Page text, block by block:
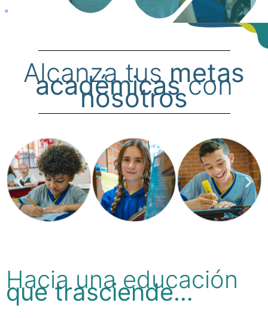
Alcanza tusmetas
académicascon
nosotros
Hacia una educación
que trasciende…